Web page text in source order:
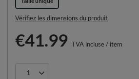
Vérifiez les dimensions du produit
€41.99 TVA incluse/ item